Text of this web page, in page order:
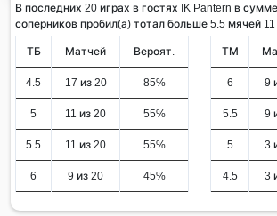
В последних 20 играх в гостях IK Pantern в
соперников пробил(а) тотал больше 5.5 мячей
ТБ Матчей Вероят.
4.5 17 из 20 85%
5 11 из 20 55%
5.5 11 из 20 55%
6 9 из 20 45%
ТМ
6 9
5.5 9
5 3
4.5 3